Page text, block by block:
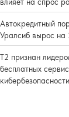
влияет на спрос
Автокредитный
Уралсиб вырос на
Т2 признан
бесплатных
кибербезопасности